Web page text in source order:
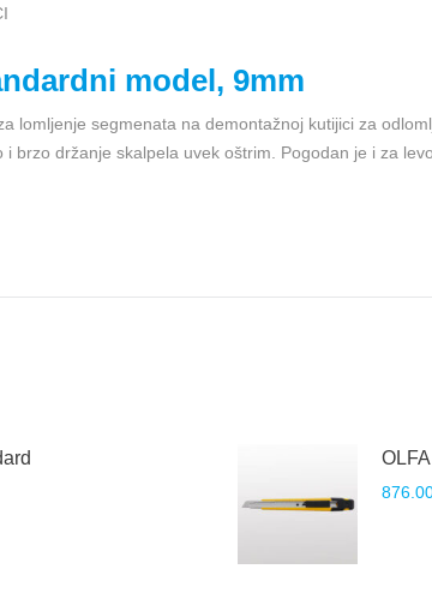
model, 9mm
lomljenje segmenata na demontažnoj kutijici za
brzo držanje skalpela uvek oštrim. Pogodan je i za